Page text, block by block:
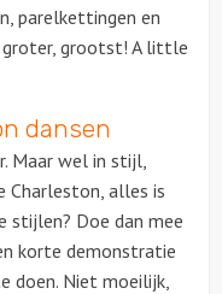
parelkettingen en
grootst! A little
dansen
Maar wel in stijl,
Charleston, alles is
stijlen? Doe dan mee
korte demonstratie
doen. Niet moeilijk,